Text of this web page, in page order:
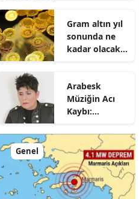
edilmeli?
Gram altın yıl
sonunda ne
kadar olacak?
açıkladı
Arabesk
Müziğin Acı
Kaybı:
Yaşında
Hayatını
Kaybetti
Genel